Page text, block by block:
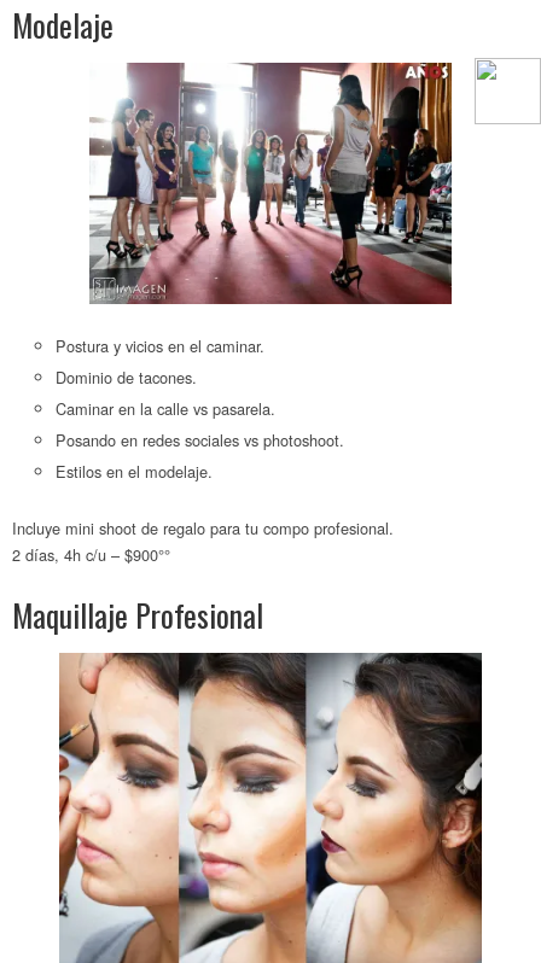
Modelaje
Postura y vicios en el caminar.
Dominio de tacones.
Caminar en la calle vs pasarela.
Posando en redes sociales vs photoshoot.
Estilos en el modelaje.
Incluye mini shoot de regalo para tu compo profesional.
2 días, 4h c/u – $900°°
Maquillaje Profesional